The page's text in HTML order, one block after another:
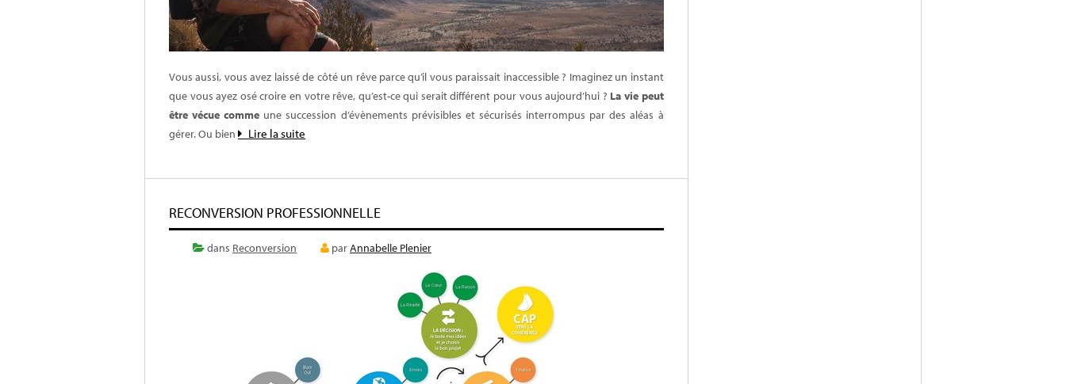
Vous aussi, vous avez laissé de côté un rêve parce qu’il vous paraissait inaccessible ? Imaginez un instant
que vous ayez osé croire en votre rêve, qu’est-ce qui serait différent pour vous aujourd’hui ? La vie peut
être vécue comme une succession d’évènements prévisibles et sécurisés interrompus par des aléas à
gérer. Ou bien
Lire la suite
RECONVERSION PROFESSIONNELLE
dans Reconversion parAnnabelle Plenier